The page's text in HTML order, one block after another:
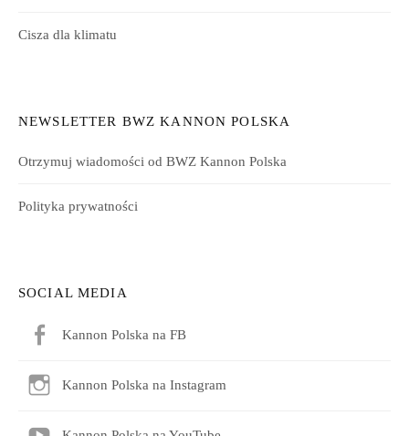
Cisza dla klimatu
NEWSLETTER BWZ KANNON POLSKA
Otrzymuj wiadomości od BWZ Kannon Polska
Polityka prywatności
SOCIAL MEDIA
Kannon Polska na FB
Kannon Polska na Instagram